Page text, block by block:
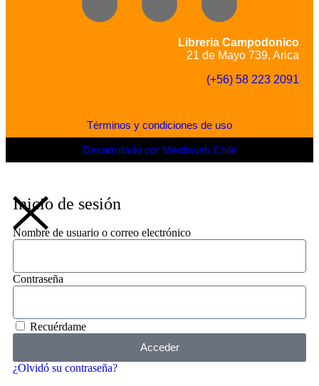
Libreria Campodonico
21 de Mayo 739, Arica
(+56) 58 223 2091
Términos y condiciones de uso
Desarrollado por Mediaweb Chile
Inicio de sesión
Nombre de usuario o correo electrónico
Contraseña
Recuérdame
Acceder
¿Olvidó su contraseña?